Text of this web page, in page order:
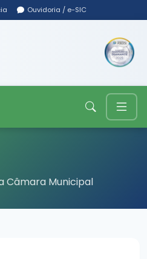
Ouvidoria / e-SIC
Câmara Municipal